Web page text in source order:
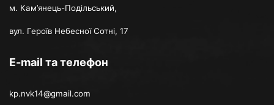
м. Кам’янець-Подільський,
вул. Героїв Небесної Сотні, 17
E-mail та телефон
kp.nvk14@gmail.com